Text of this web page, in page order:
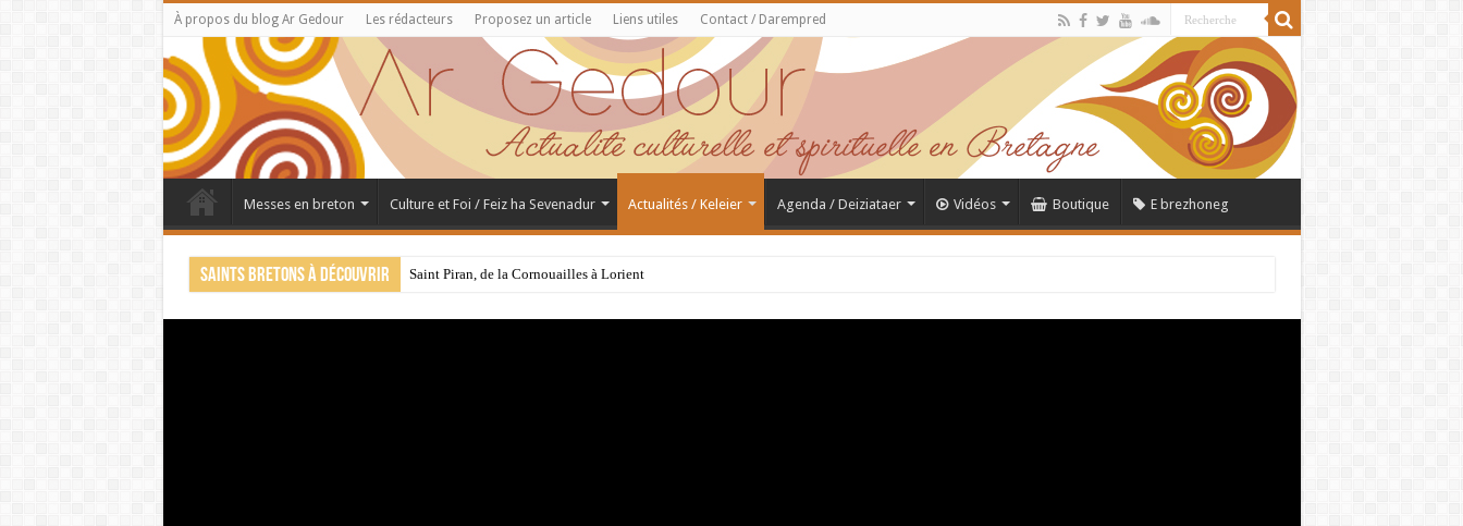
À propos du blog Ar Gedour Les rédacteurs Proposez un article Liens utiles Contact / Darempred
Messes en breton Culture et Foi / Feiz ha Sevenadur Actualités / Keleier Agenda / Deiziataer Vidéos Boutique E brezhoneg
Saints bretons à découvrir Saint Piran, de la Cornouailles à Lorient